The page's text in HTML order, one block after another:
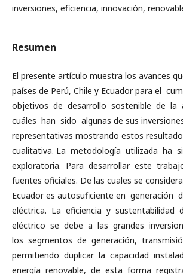
inversiones, eficiencia, innovación,
Resumen
El presente artículo muestra los avances
países de Perú, Chile y Ecuador para el
objetivos de desarrollo sostenible de la
cuáles han sido algunas de sus
representativas mostrando estos
cualitativa. La metodología utilizada ha
exploratoria. Para desarrollar este
fuentes oficiales. De las cuales se
Ecuador es autosuficiente en generación
eléctrica. La eficiencia y sustentabilidad
eléctrico se debe a las grandes
los segmentos de generación,
permitiendo duplicar la capacidad
energía renovable, de esta forma